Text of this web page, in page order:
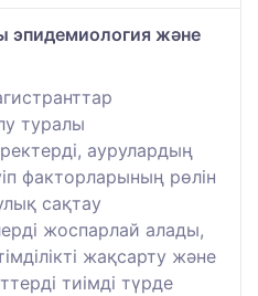
эпидемиология және
туралы
аурулардың
факторларының рөлін
сақтау
жоспарлай алады,
жақсарту және
тиімді түрде